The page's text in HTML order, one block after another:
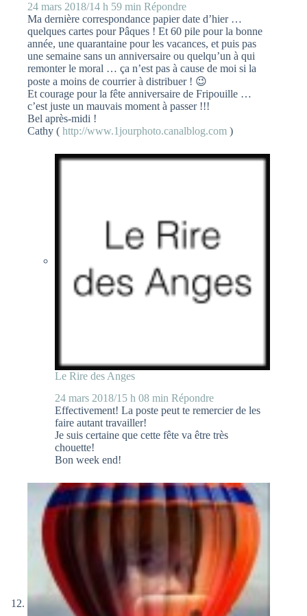
24 mars 2018/14 h 59 min Répondre
Ma dernière correspondance papier date d’hier …
quelques cartes pour Pâques ! Et 60 pile pour la bonne
année, une quarantaine pour les vacances, et puis pas
une semaine sans un anniversaire ou quelqu’un à qui
remonter le moral … ça n’est pas à cause de moi si la
poste a moins de courrier à distribuer ! 😉
Et courage pour la fête anniversaire de Fripouille …
c’est juste un mauvais moment à passer !!!
Bel après-midi !
Cathy ( http://www.1jourphoto.canalblog.com )
Le Rire des Anges
24 mars 2018/15 h 08 min Répondre
Effectivement! La poste peut te remercier de les
faire autant travailler!
Je suis certaine que cette fête va être très
chouette!
Bon week end!